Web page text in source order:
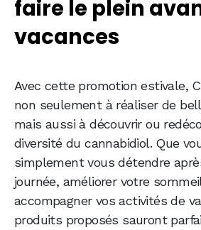
faire le plein
vacances
Avec cette promotion estivale,
non seulement à réaliser de
mais aussi à découvrir ou
diversité du cannabidiol. Que
simplement vous détendre
journée, améliorer votre
accompagner vos activités de
produits proposés sauront